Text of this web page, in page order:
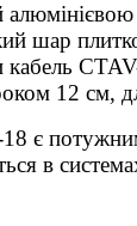
шар
12
є
в